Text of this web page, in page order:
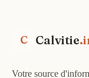
C Calvitie
Votre source